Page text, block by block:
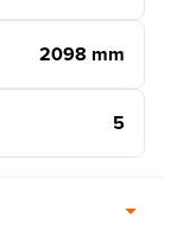
2098 mm
5